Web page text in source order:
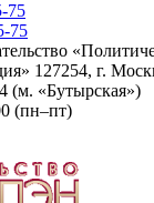
75
75
127254, г.
(м. «Бутырская»)
(пн–пт)